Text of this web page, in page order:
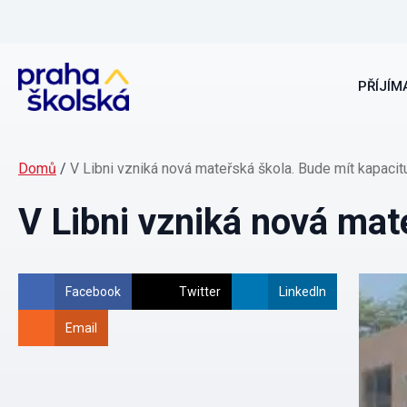
Domů / V Libni vzniká nová mateřská škola. Bude mít
V Libni vzniká nová
Facebook Twitter LinkedIn
Email